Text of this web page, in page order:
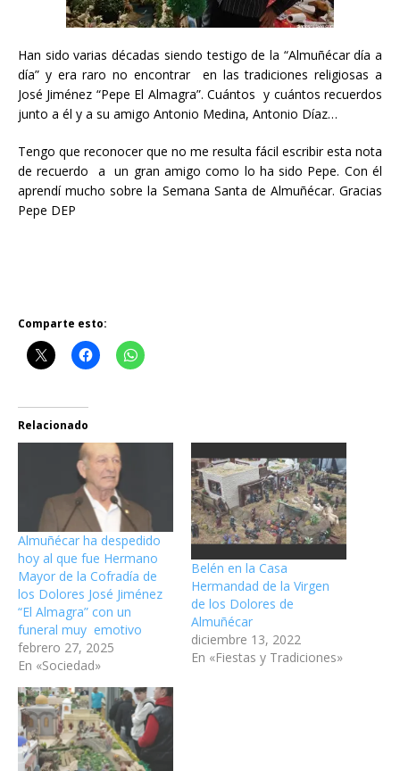
Han sido varias décadas siendo testigo de la “Almuñécar día a
día” y era raro no encontrar en las tradiciones religiosas a
José Jiménez “Pepe El Almagra”. Cuántos y cuántos recuerdos
junto a él y a su amigo Antonio Medina, Antonio Díaz…
Tengo que reconocer que no me resulta fácil escribir esta nota
de recuerdo a un gran amigo como lo ha sido Pepe. Con él
aprendí mucho sobre la Semana Santa de Almuñécar. Gracias
Pepe DEP
Comparte esto:
Relacionado
Almuñécar ha despedido
hoy al que fue Hermano
Mayor de la Cofradía de
los Dolores José Jiménez
“El Almagra” con un
funeral muy emotivo
febrero 27, 2025
En «Sociedad»
Belén en la Casa
Hermandad de la Virgen
de los Dolores de
Almuñécar
diciembre 13, 2022
En «Fiestas y Tradiciones»